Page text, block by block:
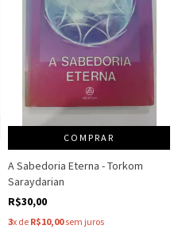
COMPRAR
A Sabedoria Eterna - Torkom
Saraydarian
R$30,00
3x de R$10,00sem juros